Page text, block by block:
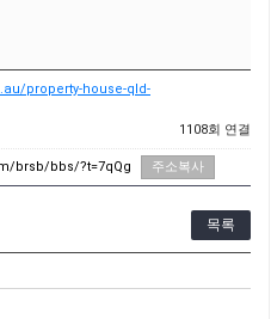
property-house-qld-
1108회 연결
brsb/bbs/?t=7qQg 주소복사
목록